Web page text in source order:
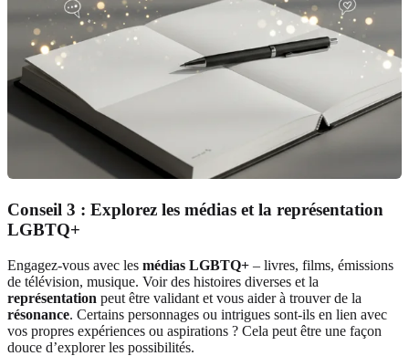
Conseil 3 : Explorez les médias et la représentation
LGBTQ+
Engagez-vous avec les médias LGBTQ+ – livres, films, émissions
de télévision, musique. Voir des histoires diverses et la
représentation peut être validant et vous aider à trouver de la
résonance. Certains personnages ou intrigues sont-ils en lien avec
vos propres expériences ou aspirations ? Cela peut être une façon
douce d’explorer les possibilités.